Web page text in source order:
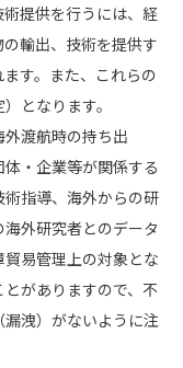
提供を行うには、経
輸出、技術を提供す
す。また、これらの
となります。
渡航時の持ち出
・企業等が関係する
指導、海外からの研
外研究者とのデータ
易管理上の対象とな
がありますので、不
洩）がないように注